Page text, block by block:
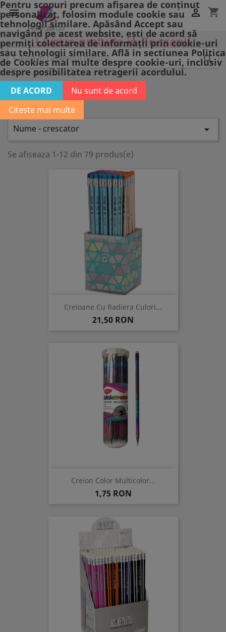
 shopping_cart

Livrare gratuita in Focsani!

PIXURI SI CREIOANE
Pixuri si creioane
Nume - crescator 
Se afiseaza 1-12 din 79 produs(e)
Creioane Cu Radiera Culori...
Pret
21,50 RON
Creion Color Multicolor...
Pret
1,75 RON
Pentru scopuri precum afișarea de conținut
personalizat, folosim module cookie sau
tehnologii similare. Apăsând Accept sau
navigând pe acest website, ești de acord să
permiți colectarea de informații prin cookie-uri
sau tehnologii similare. Află in sectiunea Politica
de Cookies mai multe despre cookie-uri, inclusiv
despre posibilitatea retragerii acordului.
DE ACORD
Nu sunt de acord
Citeste mai multe